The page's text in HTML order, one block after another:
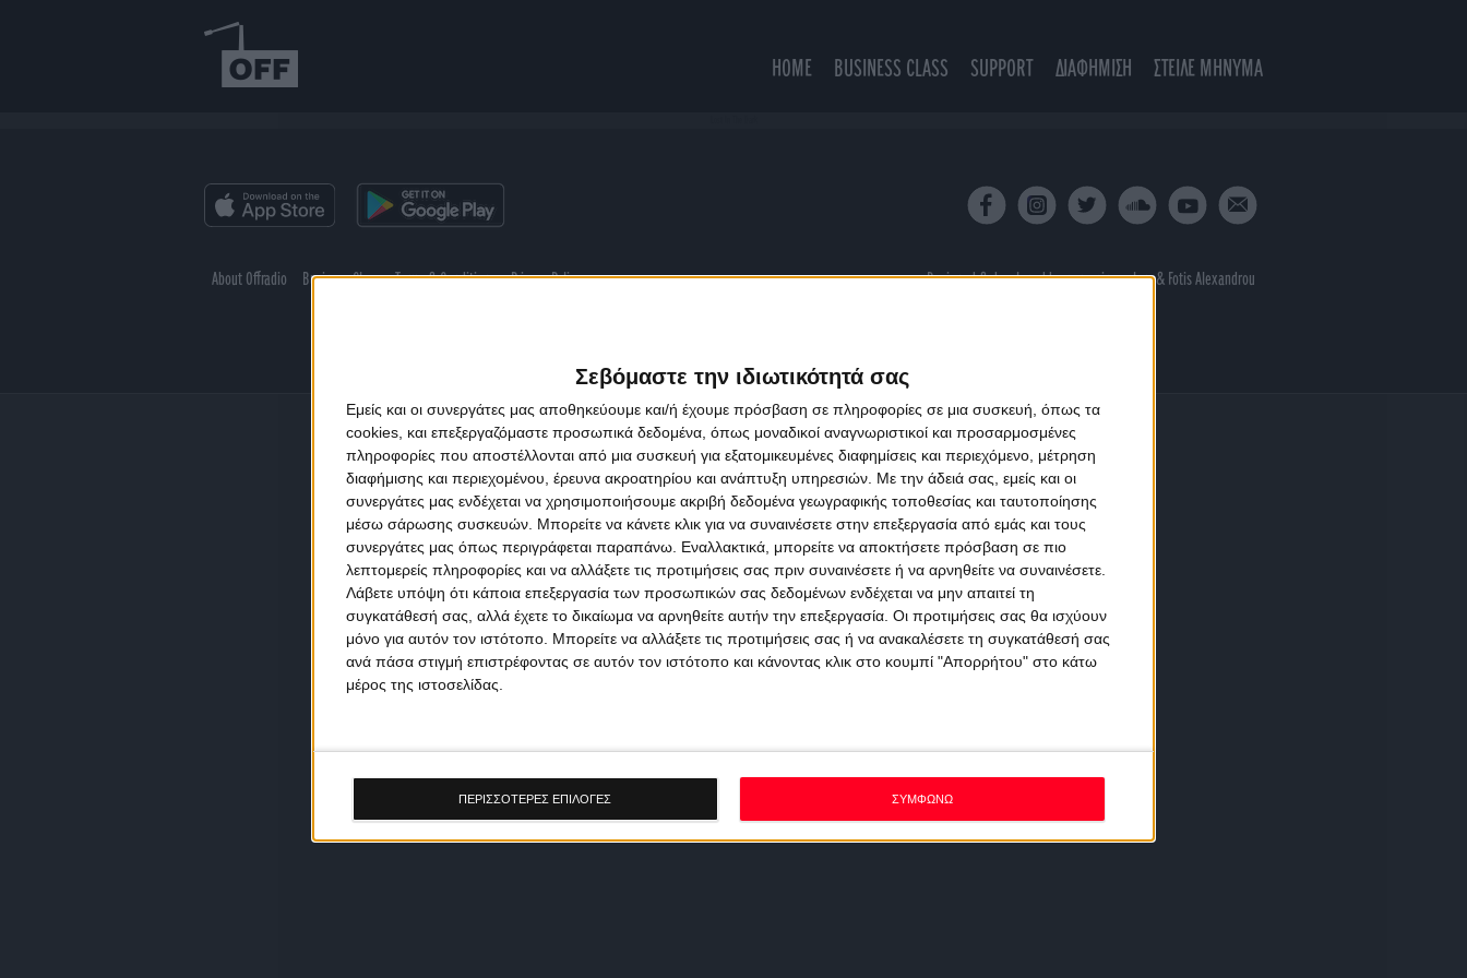
Σεβόμαστε την ιδιωτικότητά σας
Εμείς και οι συνεργάτες μας αποθηκεύουμε και/ή έχουμε πρόσβαση σε πληροφορίες σε μια συσκευή, όπως τα
cookies, και επεξεργαζόμαστε προσωπικά δεδομένα, όπως μοναδικοί αναγνωριστικοί και προσαρμοσμένες
πληροφορίες που αποστέλλονται από μια συσκευή για εξατομικευμένες διαφημίσεις και περιεχόμενο, μέτρηση
διαφήμισης και περιεχομένου, έρευνα ακροατηρίου και ανάπτυξη υπηρεσιών. Με την άδειά σας, εμείς και οι
συνεργάτες μας ενδέχεται να χρησιμοποιήσουμε ακριβή δεδομένα γεωγραφικής τοποθεσίας και ταυτοποίησης
μέσω σάρωσης συσκευών. Μπορείτε να κάνετε κλικ για να συναινέσετε στην επεξεργασία από εμάς και τους
συνεργάτες μας όπως περιγράφεται παραπάνω. Εναλλακτικά, μπορείτε να αποκτήσετε πρόσβαση σε πιο
λεπτομερείς πληροφορίες και να αλλάξετε τις προτιμήσεις σας πριν συναινέσετε ή να αρνηθείτε να συναινέσετε.
Λάβετε υπόψη ότι κάποια επεξεργασία των προσωπικών σας δεδομένων ενδέχεται να μην απαιτεί τη
συγκατάθεσή σας, αλλά έχετε το δικαίωμα να αρνηθείτε αυτήν την επεξεργασία. Οι προτιμήσεις σας θα ισχύουν
μόνο για αυτόν τον ιστότοπο. Μπορείτε να αλλάξετε τις προτιμήσεις σας ή να ανακαλέσετε τη συγκατάθεσή σας
ανά πάσα στιγμή επιστρέφοντας σε αυτόν τον ιστότοπο και κάνοντας κλικ στο κουμπί "Απορρήτου" στο κάτω
μέρος της ιστοσελίδας.
ΠΕΡΙΣΣΟΤΕΡΕΣ ΕΠΙΛΟΓΕΣ ΣΥΜΦΩΝΩ
HOME BUSINESS CLASS SUPPORT ΔΙΑΦΗΜΙΣΗ ΣΤΕΙΛΕ ΜΗΝΥΜΑ
About Offradio Business Class Terms & Conditions Privacy Policy Designed & developed byporcupine colors& Fotis Alexandrou